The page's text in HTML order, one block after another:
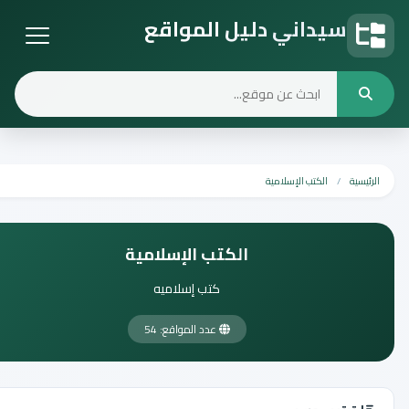
سيداني دليل المواقع
دليل المواقع
الرئيسية الكتب الإسلامية
الكتب الإسلامية
كتب إسلاميه
عدد المواقع: 54